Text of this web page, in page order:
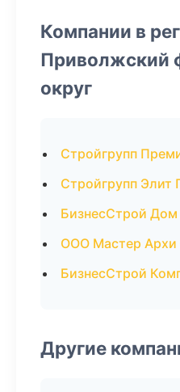
Компании в
Приволжский
округ
Стройгрупп
Стройгрупп
БизнесСтрой
ООО Мастер
БизнесСтрой
Другие